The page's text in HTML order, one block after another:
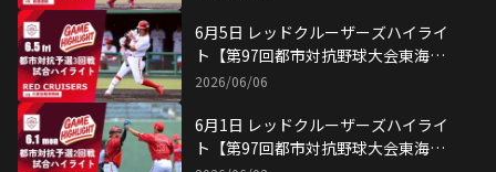
6月5日 レッドクルーザーズハイライ
ト【第97回都市対抗野球大会東海地
区予選 3回戦】
2026/06/06
6月1日 レッドクルーザーズハイライ
ト【第97回都市対抗野球大会東海地